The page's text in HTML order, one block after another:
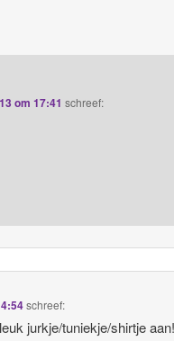
om 17:41 schreef:
schreef:
jurkje/tuniekje/shirtje aan!